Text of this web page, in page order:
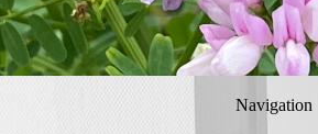
Navigation